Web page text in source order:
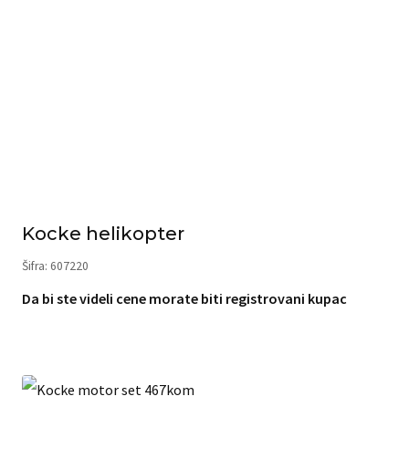
Kocke helikopter
Šifra: 607220
Da bi ste videli cene morate biti registrovani kupac